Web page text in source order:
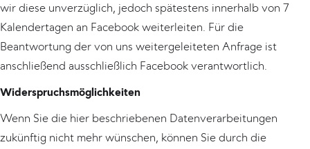
wir diese unverzüglich, jedoch spätestens innerhalb von 7
Kalendertagen an Facebook weiterleiten. Für die
Beantwortung der von uns weitergeleiteten Anfrage ist
anschließend ausschließlich Facebook verantwortlich.
Widerspruchsmöglichkeiten
Wenn Sie die hier beschriebenen Datenverarbeitungen
zukünftig nicht mehr wünschen, können Sie durch die